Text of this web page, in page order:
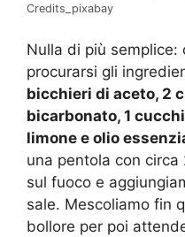
Credits_pixabay
Nulla di più semplice:
procurarsi gli
bicchieri di aceto, 2
bicarbonato, 1
limone e olio
una pentola con
sul fuoco e
sale. Mescoliamo fin
bollore per poi